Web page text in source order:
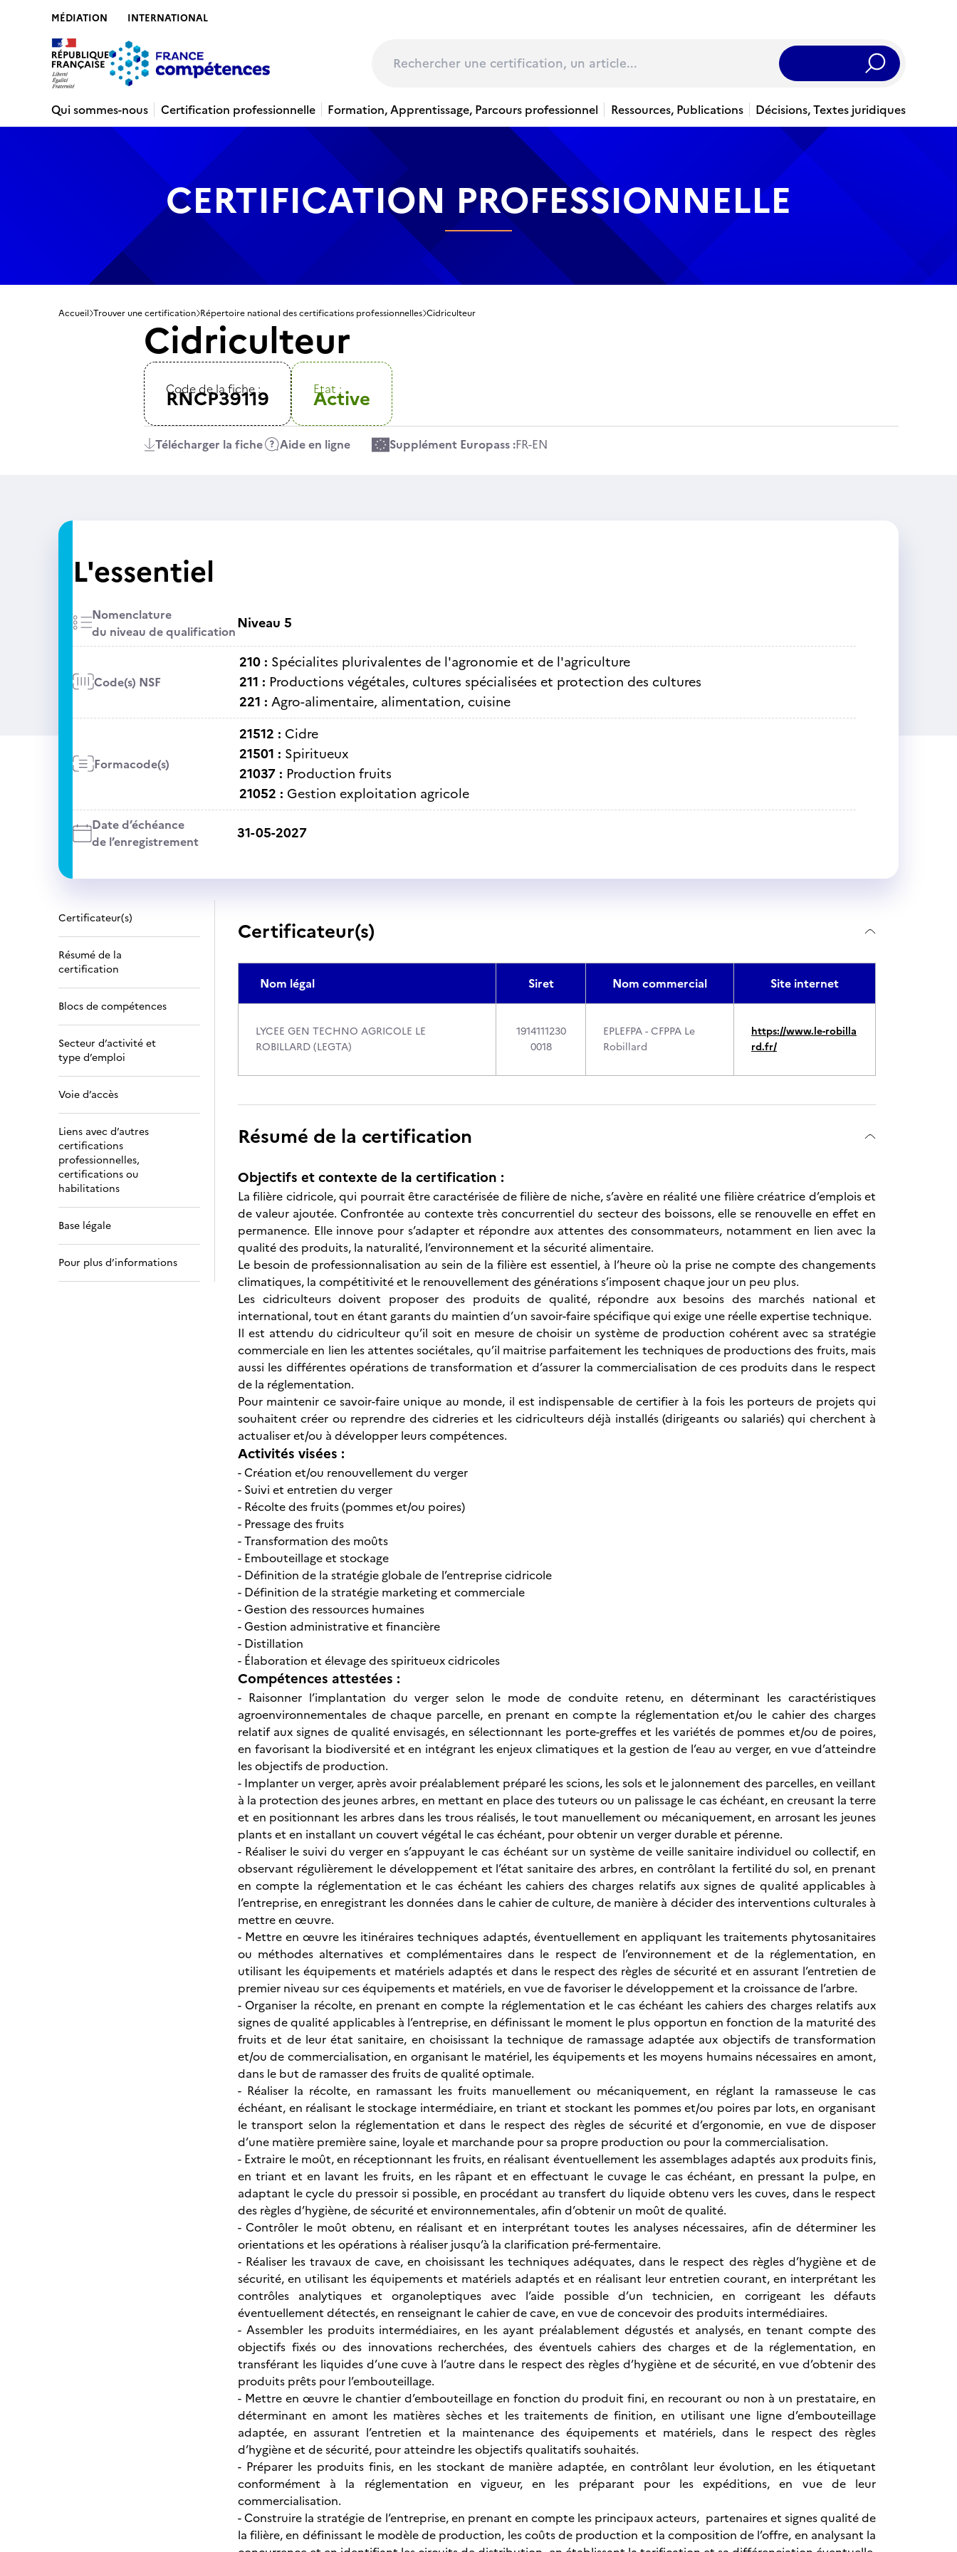
MÉDIATION INTERNATIONAL
Rechercher
Qui sommes-nous
Certification professionnelle Formation, Apprentissage, Parcours professionnel Ressources, Publications Décisions, Textes juridiques
CERTIFICATION PROFESSIONNELLE
Accueil Trouver une certification Répertoire national des certifications professionnelles Cidriculteur
Cidriculteur
Code de la fiche :
RNCP39119 Etat :
Active
Télécharger la fiche Aide en ligne Supplément Europass :FR-EN
L'essentiel
Nomenclature
du niveau de qualificationNiveau 5
Code(s) NSF
210 : Spécialites plurivalentes de l'agronomie et de l'agriculture
211 : Productions végétales, cultures spécialisées et protection des cultures
221 : Agro-alimentaire, alimentation, cuisine
Formacode(s)
21512 : Cidre
21501 : Spiritueux
21037 : Production fruits
21052 : Gestion exploitation agricole
Date d’échéance
de l’enregistrement
31-05-2027
Certificateur(s)
Résumé de la
certification
Blocs de compétences
Secteur d’activité et
type d’emploi
Voie d’accès
Liens avec d’autres
certifications
professionnelles,
certifications ou
habilitations
Base légale
Pour plus d’informations
Certificateur(s)
Nom légal Siret Nom commercial Site internet
LYCEE GEN TECHNO AGRICOLE LE
ROBILLARD (LEGTA)
1914111230
0018
EPLEFPA - CFPPA Le
Robillard
https://www.le-robilla
rd.fr/
Résumé de la certification
Objectifs et contexte de la certification :
La filière cidricole, qui pourrait être caractérisée de filière de niche, s’avère en réalité une filière créatrice d’emplois et
de valeur ajoutée. Confrontée au contexte très concurrentiel du secteur des boissons, elle se renouvelle en effet en
permanence. Elle innove pour s’adapter et répondre aux attentes des consommateurs, notamment en lien avec la
qualité des produits, la naturalité, l’environnement et la sécurité alimentaire.
Le besoin de professionnalisation au sein de la filière est essentiel, à l’heure où la prise ne compte des changements
climatiques, la compétitivité et le renouvellement des générations s’imposent chaque jour un peu plus.
Les cidriculteurs doivent proposer des produits de qualité, répondre aux besoins des marchés national et
international, tout en étant garants du maintien d’un savoir-faire spécifique qui exige une réelle expertise technique.
Il est attendu du cidriculteur qu’il soit en mesure de choisir un système de production cohérent avec sa stratégie
commerciale en lien les attentes sociétales, qu’il maitrise parfaitement les techniques de productions des fruits, mais
aussi les différentes opérations de transformation et d’assurer la commercialisation de ces produits dans le respect
de la réglementation.
Pour maintenir ce savoir-faire unique au monde, il est indispensable de certifier à la fois les porteurs de projets qui
souhaitent créer ou reprendre des cidreries et les cidriculteurs déjà installés (dirigeants ou salariés) qui cherchent à
actualiser et/ou à développer leurs compétences.
Activités visées :
- Création et/ou renouvellement du verger
- Suivi et entretien du verger
- Récolte des fruits (pommes et/ou poires)
- Pressage des fruits
- Transformation des moûts
- Embouteillage et stockage
- Définition de la stratégie globale de l’entreprise cidricole
- Définition de la stratégie marketing et commerciale
- Gestion des ressources humaines
- Gestion administrative et financière
- Distillation
- Élaboration et élevage des spiritueux cidricoles
Compétences attestées :
- Raisonner l’implantation du verger selon le mode de conduite retenu, en déterminant les caractéristiques
agroenvironnementales de chaque parcelle, en prenant en compte la réglementation et/ou le cahier des charges
relatif aux signes de qualité envisagés, en sélectionnant les porte-greffes et les variétés de pommes et/ou de poires,
en favorisant la biodiversité et en intégrant les enjeux climatiques et la gestion de l’eau au verger, en vue d’atteindre
les objectifs de production.
- Implanter un verger, après avoir préalablement préparé les scions, les sols et le jalonnement des parcelles, en veillant
à la protection des jeunes arbres, en mettant en place des tuteurs ou un palissage le cas échéant, en creusant la terre
et en positionnant les arbres dans les trous réalisés, le tout manuellement ou mécaniquement, en arrosant les jeunes
plants et en installant un couvert végétal le cas échéant, pour obtenir un verger durable et pérenne.
- Réaliser le suivi du verger en s’appuyant le cas échéant sur un système de veille sanitaire individuel ou collectif, en
observant régulièrement le développement et l’état sanitaire des arbres, en contrôlant la fertilité du sol, en prenant
en compte la réglementation et le cas échéant les cahiers des charges relatifs aux signes de qualité applicables à
l’entreprise, en enregistrant les données dans le cahier de culture, de manière à décider des interventions culturales à
mettre en œuvre.
- Mettre en œuvre les itinéraires techniques adaptés, éventuellement en appliquant les traitements phytosanitaires
ou méthodes alternatives et complémentaires dans le respect de l’environnement et de la réglementation, en
utilisant les équipements et matériels adaptés et dans le respect des règles de sécurité et en assurant l’entretien de
premier niveau sur ces équipements et matériels, en vue de favoriser le développement et la croissance de l’arbre.
- Organiser la récolte, en prenant en compte la réglementation et le cas échéant les cahiers des charges relatifs aux
signes de qualité applicables à l’entreprise, en définissant le moment le plus opportun en fonction de la maturité des
fruits et de leur état sanitaire, en choisissant la technique de ramassage adaptée aux objectifs de transformation
et/ou de commercialisation, en organisant le matériel, les équipements et les moyens humains nécessaires en amont,
dans le but de ramasser des fruits de qualité optimale.
- Réaliser la récolte, en ramassant les fruits manuellement ou mécaniquement, en réglant la ramasseuse le cas
échéant, en réalisant le stockage intermédiaire, en triant et stockant les pommes et/ou poires par lots, en organisant
le transport selon la réglementation et dans le respect des règles de sécurité et d’ergonomie, en vue de disposer
d’une matière première saine, loyale et marchande pour sa propre production ou pour la commercialisation.
- Extraire le moût, en réceptionnant les fruits, en réalisant éventuellement les assemblages adaptés aux produits finis,
en triant et en lavant les fruits, en les râpant et en effectuant le cuvage le cas échéant, en pressant la pulpe, en
adaptant le cycle du pressoir si possible, en procédant au transfert du liquide obtenu vers les cuves, dans le respect
des règles d’hygiène, de sécurité et environnementales, afin d’obtenir un moût de qualité.
- Contrôler le moût obtenu, en réalisant et en interprétant toutes les analyses nécessaires, afin de déterminer les
orientations et les opérations à réaliser jusqu’à la clarification pré-fermentaire.
- Réaliser les travaux de cave, en choisissant les techniques adéquates, dans le respect des règles d’hygiène et de
sécurité, en utilisant les équipements et matériels adaptés et en réalisant leur entretien courant, en interprétant les
contrôles analytiques et organoleptiques avec l’aide possible d’un technicien, en corrigeant les défauts
éventuellement détectés, en renseignant le cahier de cave, en vue de concevoir des produits intermédiaires.
- Assembler les produits intermédiaires, en les ayant préalablement dégustés et analysés, en tenant compte des
objectifs fixés ou des innovations recherchées, des éventuels cahiers des charges et de la réglementation, en
transférant les liquides d’une cuve à l’autre dans le respect des règles d’hygiène et de sécurité, en vue d’obtenir des
produits prêts pour l’embouteillage.
- Mettre en œuvre le chantier d’embouteillage en fonction du produit fini, en recourant ou non à un prestataire, en
déterminant en amont les matières sèches et les traitements de finition, en utilisant une ligne d’embouteillage
adaptée, en assurant l’entretien et la maintenance des équipements et matériels, dans le respect des règles
d’hygiène et de sécurité, pour atteindre les objectifs qualitatifs souhaités.
- Préparer les produits finis, en les stockant de manière adaptée, en contrôlant leur évolution, en les étiquetant
conformément à la réglementation en vigueur, en les préparant pour les expéditions, en vue de leur
commercialisation.
- Construire la stratégie de l’entreprise, en prenant en compte les principaux acteurs, partenaires et signes qualité de
la filière, en définissant le modèle de production, les coûts de production et la composition de l’offre, en analysant la